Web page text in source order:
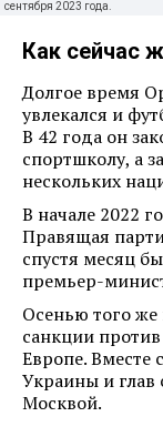
сентября 2023 года.
Как сейчас
Долгое время
увлекался и
В 42 года он
спортшколу, а
нескольких
В начале 2022
Правящая
спустя месяц
премьер-
Осенью того же
санкции
Европе. Вместе
Украины и глав
Москвой.